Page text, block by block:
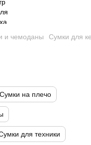
и чемоданы Сумки для
Сумки на плечо
для техники